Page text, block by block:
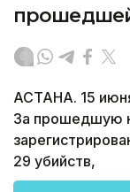
АСТАНА. 15
За прошедшую
29 убийств,